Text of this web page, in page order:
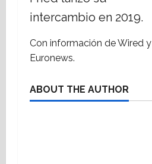
intercambio en 2019.
Con información de Wired y
Euronews.
ABOUT THE AUTHOR